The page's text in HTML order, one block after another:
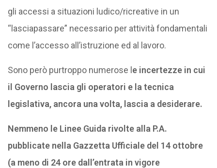
gli accessi a situazioni ludico/ricreative in un
“lasciapassare” necessario per attività fondamentali
come l’accesso all’istruzione ed al lavoro.
Sono però purtroppo numerose l e incertezze in cui
il Governo lascia gli operatori e la tecnica
legislativa, ancora una volta, lascia a desiderare.
Nemmeno le Linee Guida rivolte alla P.A.
pubblicate nella Gazzetta Ufficiale del 14 ottobre
(a meno di 24 ore dall’entrata in vigore